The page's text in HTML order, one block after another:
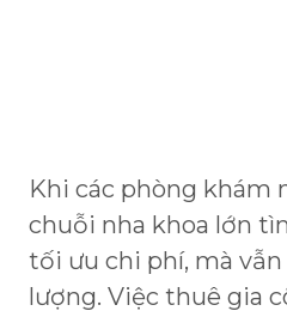
Khi các phòng khám
chuỗi nha khoa lớn
tối ưu chi phí, mà
lượng. Việc thuê gia